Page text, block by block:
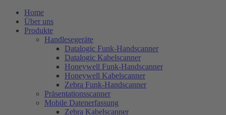
Home
Über uns
Produkte
Handlesegeräte
Datalogic Funk-Handscanner
Datalogic Kabelscanner
Honeywell Funk-Handscanner
Honeywell Kabelscanner
Zebra Funk-Handscanner
Präsentationsscanner
Mobile Datenerfassung
Zebra Kabelscanner